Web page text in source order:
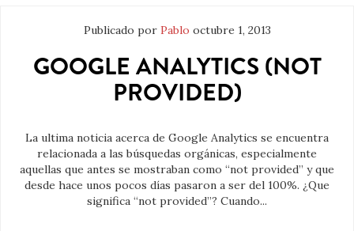
Publicado por Pablo octubre 1, 2013
GOOGLE ANALYTICS (NOT
PROVIDED)
La ultima noticia acerca de Google Analytics se encuentra
relacionada a las búsquedas orgánicas, especialmente
aquellas que antes se mostraban como “not provided” y que
desde hace unos pocos días pasaron a ser del 100%. ¿Que
significa “not provided”? Cuando...